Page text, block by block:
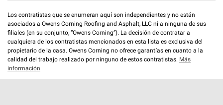
Los contratistas que se enumeran aquí son independientes y no están
asociados a Owens Corning Roofing and Asphalt, LLC ni a ninguna de sus
filiales (en su conjunto, “Owens Corning”). La decisión de contratar a
cualquiera de los contratistas mencionados en esta lista es exclusiva del
propietario de la casa. Owens Corning no ofrece garantías en cuanto a la
calidad del trabajo realizado por ninguno de estos contratistas. Más
información